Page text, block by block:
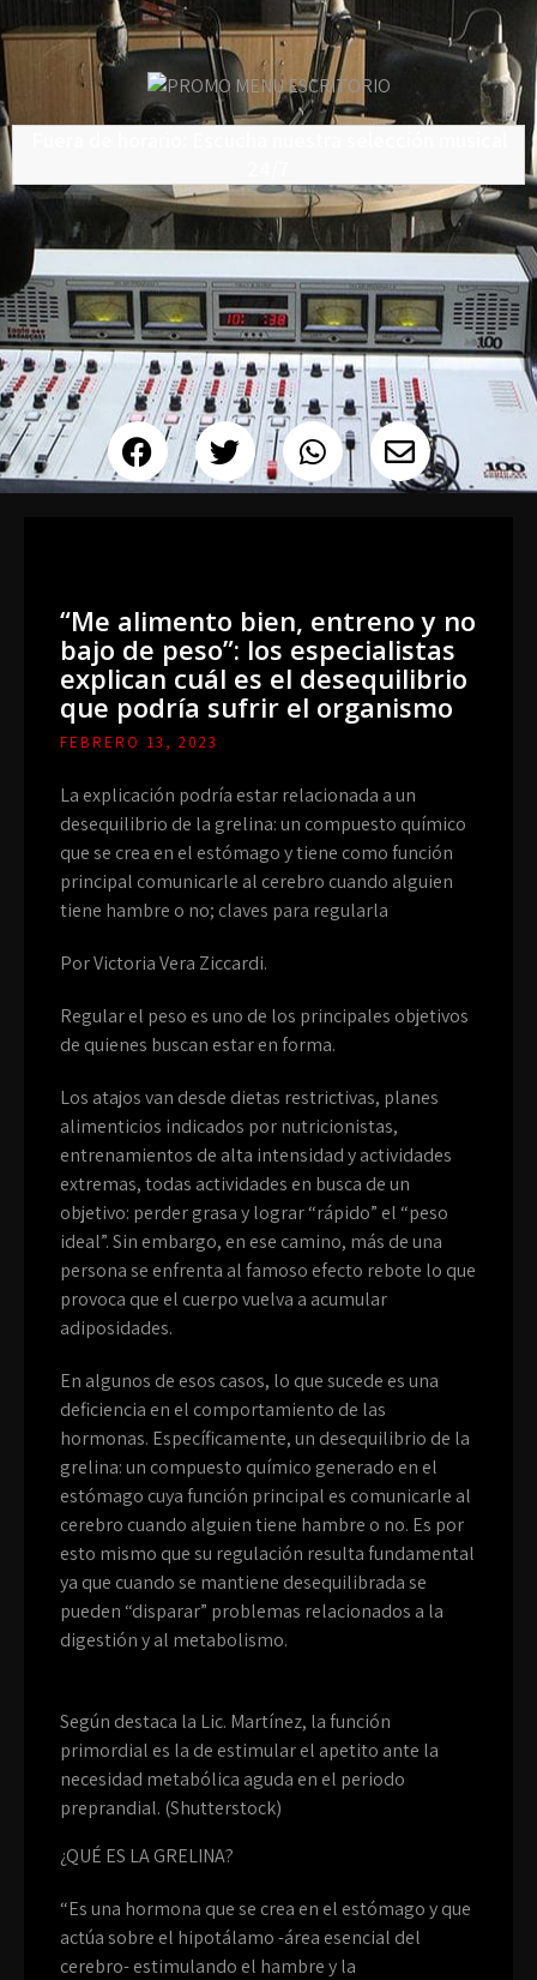
“Me alimento bien, entreno y no
bajo de peso”: los especialistas
explican cuál es el desequilibrio
que podría sufrir el organismo
FEBRERO 13, 2023
La explicación podría estar relacionada a un
desequilibrio de la grelina: un compuesto químico
que se crea en el estómago y tiene como función
principal comunicarle al cerebro cuando alguien
tiene hambre o no; claves para regularla
Por Victoria Vera Ziccardi.
Regular el peso es uno de los principales objetivos
de quienes buscan estar en forma.
Los atajos van desde dietas restrictivas, planes
alimenticios indicados por nutricionistas,
entrenamientos de alta intensidad y actividades
extremas, todas actividades en busca de un
objetivo: perder grasa y lograr “rápido” el “peso
ideal”. Sin embargo, en ese camino, más de una
persona se enfrenta al famoso efecto rebote lo que
provoca que el cuerpo vuelva a acumular
adiposidades.
En algunos de esos casos, lo que sucede es una
deficiencia en el comportamiento de las
hormonas. Específicamente, un desequilibrio de la
grelina: un compuesto químico generado en el
estómago cuya función principal es comunicarle al
cerebro cuando alguien tiene hambre o no. Es por
esto mismo que su regulación resulta fundamental
ya que cuando se mantiene desequilibrada se
pueden “disparar” problemas relacionados a la
digestión y al metabolismo.
Según destaca la Lic. Martínez, la función
primordial es la de estimular el apetito ante la
necesidad metabólica aguda en el periodo
preprandial. (Shutterstock)
¿QUÉ ES LA GRELINA?
“Es una hormona que se crea en el estómago y que
actúa sobre el hipotálamo -área esencial del
cerebro- estimulando el hambre y la